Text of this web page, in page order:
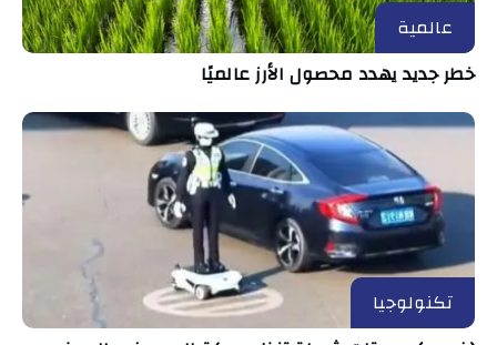
عالمية
خطر جديد يهدد محصول الأرز عالميًا
تكنولوجيا